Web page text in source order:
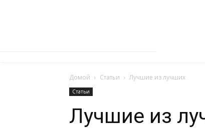
Домой Статьи Лучшие из лучших
Статьи
Лучшие из